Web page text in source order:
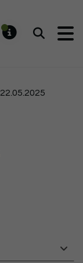
Suchen
22.05.2025